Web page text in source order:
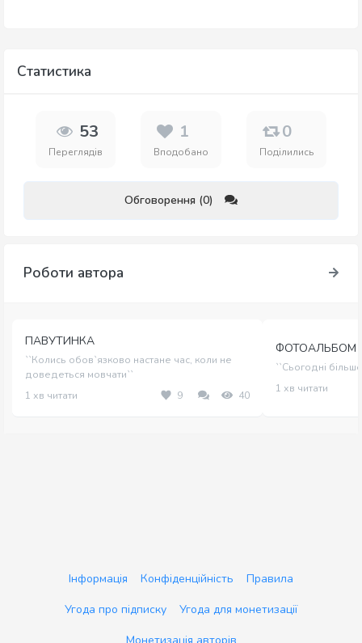
Статистика
53
Переглядів
1
Вподобано
0
Поділились
Обговорення (0)
Роботи автора
ПАВУТИНКА
``Колись обов`язково настане час, коли не
доведеться мовчати``
1 хв читати
9 40
ФОТОАЛЬБОМ
``Сьогодні
1 хв читати
Інформація Конфіденційність
Правила
Угода про підписку
Угода для монетизації